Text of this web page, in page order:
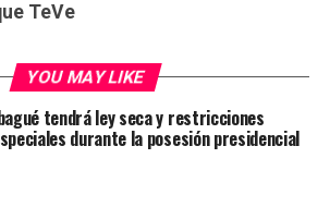
TeVe
YOU MAY LIKE
tendrá ley seca y restricciones
durante la posesión presidencial